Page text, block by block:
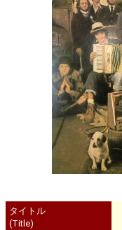
タイトル
(Title)